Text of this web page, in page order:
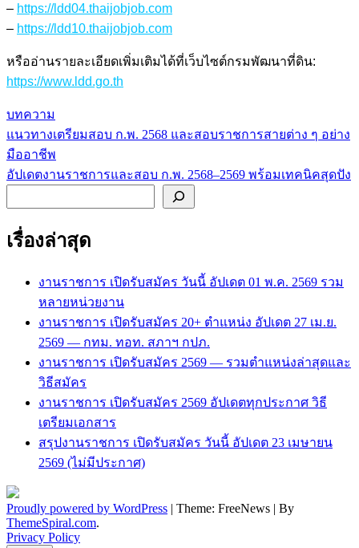
– https://ldd04.thaijobjob.com
– https://ldd10.thaijobjob.com
หรืออ่านรายละเอียดเพิ่มเติมได้ที่เว็บไซต์กรมพัฒนาที่ดิน:
https://www.ldd.go.th
บทความ
แนะแนว
เรื่อง
แนวทางเตรียมสอบ ก.พ. 2568 และสอบราชการสายต่าง ๆ อย่าง
มืออาชีพ
อัปเดตงานราชการและสอบ ก.พ. 2568–2569 พร้อมเทคนิคสุดปัง
เรื่องล่าสุด
งานราชการ เปิดรับสมัคร วันนี้ อัปเดต 01 พ.ค. 2569 รวม
หลายหน่วยงาน
งานราชการ เปิดรับสมัคร 20+ ตำแหน่ง อัปเดต 27 เม.ย.
2569 — กทม. ทอท. สภาฯ กปภ.
งานราชการ เปิดรับสมัคร 2569 — รวมตำแหน่งล่าสุดและ
วิธีสมัคร
งานราชการ เปิดรับสมัคร 2569 อัปเดตทุกประกาศ วิธี
เตรียมเอกสาร
สรุปงานราชการ เปิดรับสมัคร วันนี้ อัปเดต 23 เมษายน
2569 (ไม่มีประกาศ)
Proudly powered by WordPress | Theme: FreeNews | By
ThemeSpiral.com.
Privacy Policy